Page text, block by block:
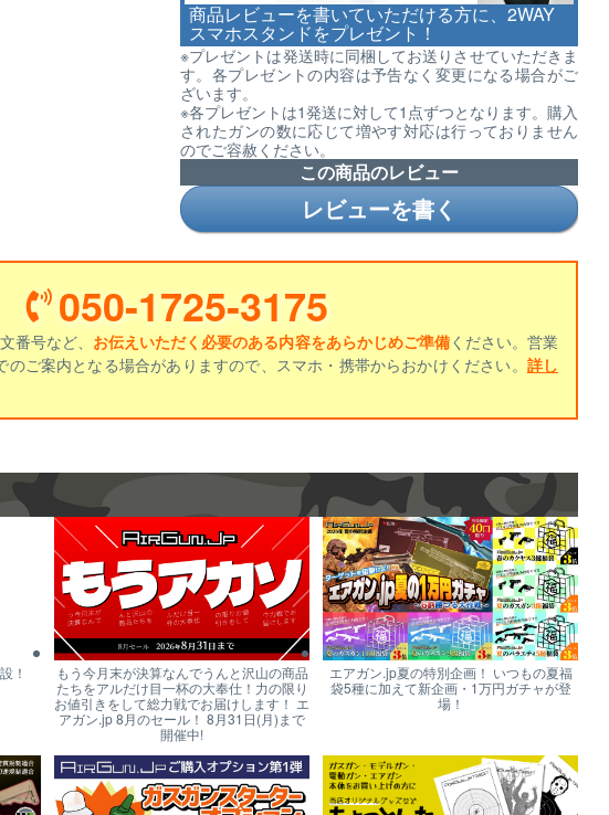
商品レビューを書いていただける方に、2WAY
スマホスタンドをプレゼント！
※プレゼントは発送時に同梱してお送りさせていただきま
す。各プレゼントの内容は予告なく変更になる場合がご
ざいます。
※各プレゼントは1発送に対して1点ずつとなります。購入
されたガンの数に応じて増やす対応は行っておりません
のでご容赦ください。
この商品のレビュー
レビューを書く
050-1725-3175
番号など、 お伝えいただく必要のある内容をあらかじめご準備ください。営業
ご案内となる場合がありますので、スマホ・携帯からおかけください。 詳し
！
もう今月末が決算なんでうんと沢山の商品
たちをアルだけ目一杯の大奉仕！力の限り
お値引きをして総力戦でお届けします！ エ
アガン.jp 8月のセール！ 8月31日(月)まで
開催中!
エアガン.jp夏の特別企画！ いつもの夏福
袋5種に加えて新企画・1万円ガチャが登
場！